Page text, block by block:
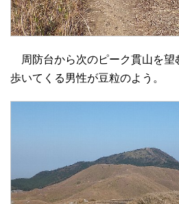
周防台から次のピーク貫山を望
歩いてくる男性が豆粒のよう。